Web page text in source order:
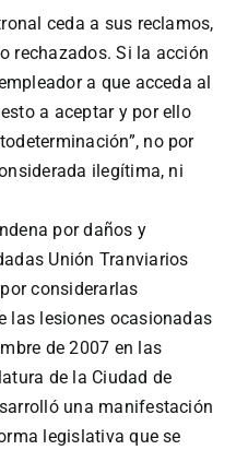
ceda a sus reclamos,
rechazados. Si la acción
a que acceda al
a aceptar y por ello
no por
ilegítima, ni
por daños y
Unión Tranviarios
considerarlas
las lesiones ocasionadas
de 2007 en las
de la Ciudad de
una manifestación
legislativa que se